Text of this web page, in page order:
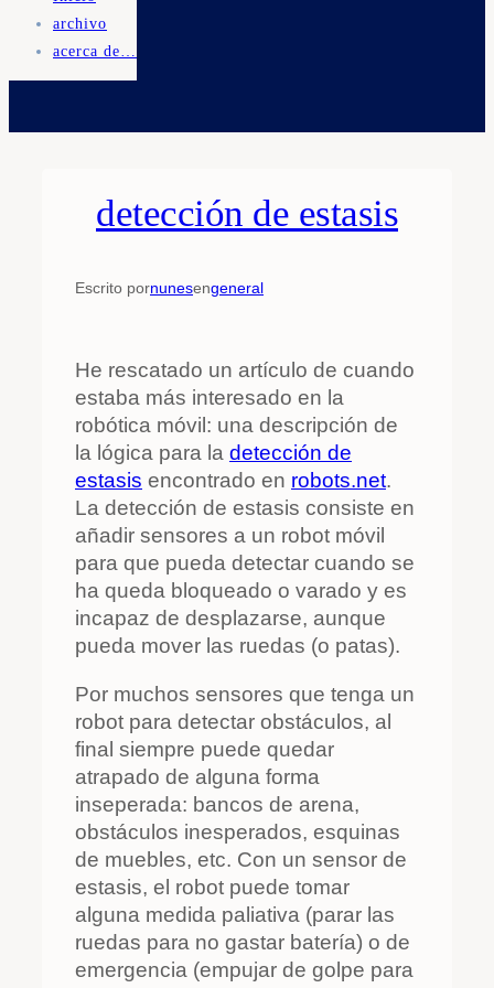
archivo
acerca de…
detección de estasis
Escrito pornunesengeneral
He rescatado un artículo de cuando
estaba más interesado en la
robótica móvil: una descripción de
la lógica para la detección de
estasis encontrado en robots.net.
La detección de estasis consiste en
añadir sensores a un robot móvil
para que pueda detectar cuando se
ha queda bloqueado o varado y es
incapaz de desplazarse, aunque
pueda mover las ruedas (o patas).
Por muchos sensores que tenga un
robot para detectar obstáculos, al
final siempre puede quedar
atrapado de alguna forma
inseperada: bancos de arena,
obstáculos inesperados, esquinas
de muebles, etc. Con un sensor de
estasis, el robot puede tomar
alguna medida paliativa (parar las
ruedas para no gastar batería) o de
emergencia (empujar de golpe para